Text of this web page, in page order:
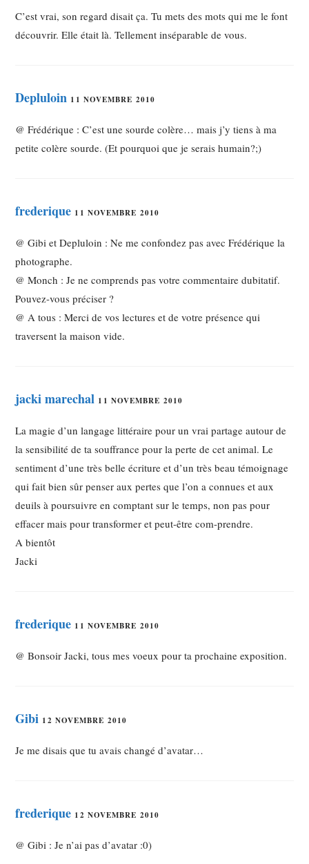
C’est vrai, son regard disait ça. Tu mets des mots qui me le font
découvrir. Elle était là. Tellement inséparable de vous.
Depluloin 11 NOVEMBRE 2010
@ Frédérique : C’est une sourde colère… mais j’y tiens à ma
petite colère sourde. (Et pourquoi que je serais humain?;)
frederique 11 NOVEMBRE 2010
@ Gibi et Depluloin : Ne me confondez pas avec Frédérique la
photographe.
@ Monch : Je ne comprends pas votre commentaire dubitatif.
Pouvez-vous préciser ?
@ A tous : Merci de vos lectures et de votre présence qui
traversent la maison vide.
jacki marechal 11 NOVEMBRE 2010
La magie d’un langage littéraire pour un vrai partage autour de
la sensibilité de ta souffrance pour la perte de cet animal. Le
sentiment d’une très belle écriture et d’un très beau témoignage
qui fait bien sûr penser aux pertes que l’on a connues et aux
deuils à poursuivre en comptant sur le temps, non pas pour
effacer mais pour transformer et peut-être com-prendre.
A bientôt
Jacki
frederique 11 NOVEMBRE 2010
@ Bonsoir Jacki, tous mes voeux pour ta prochaine exposition.
Gibi 12 NOVEMBRE 2010
Je me disais que tu avais changé d’avatar…
frederique 12 NOVEMBRE 2010
@ Gibi : Je n’ai pas d’avatar :0)